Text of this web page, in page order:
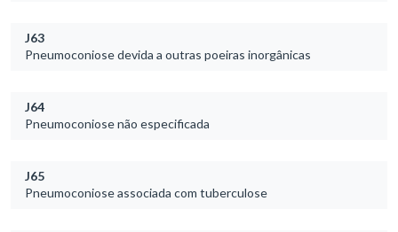
J63
Pneumoconiose devida a outras poeiras inorgânicas
J64
Pneumoconiose não especificada
J65
Pneumoconiose associada com tuberculose